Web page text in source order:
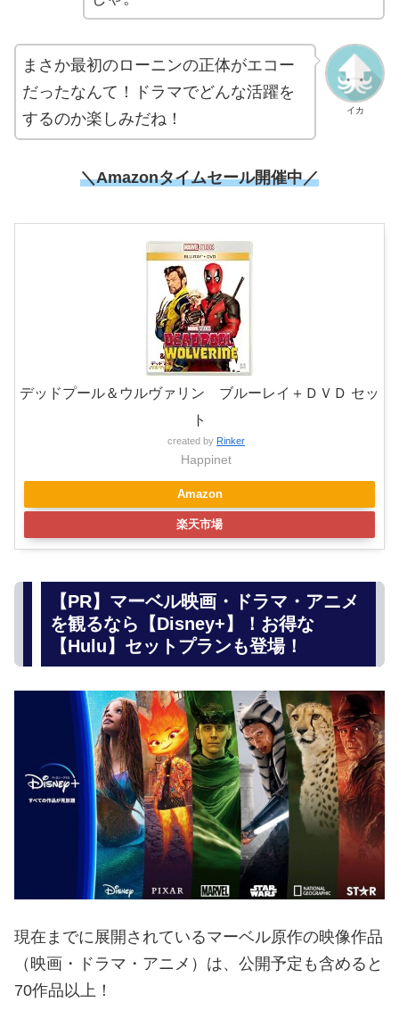
イカ
まさか最初のローニンの正体がエコー
だったなんて！ドラマでどんな活躍を
するのか楽しみだね！
＼Amazonタイムセール開催中／
デッドプール＆ウルヴァリン ブルーレイ＋ＤＶＤ セッ
ト
created by Rinker
Happinet
Amazon
楽天市場
【PR】マーベル映画・ドラマ・アニメ
を観るなら【Disney+】！お得な
【Hulu】セットプランも登場！
現在までに展開されているマーベル原作の映像作品
（映画・ドラマ・アニメ）は、公開予定も含めると
70作品以上！